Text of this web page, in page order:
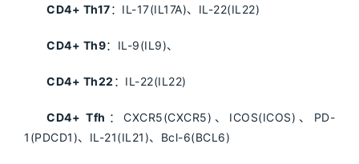
CD4+ Th17：IL-17(IL17A)、IL-22(IL22)
CD4+ Th9：IL-9(IL9)、
CD4+ Th22 ：IL-22(IL22)
CD4+ Tfh ：CXCR5(CXCR5)、ICOS(ICOS)、PD-
1(PDCD1)、IL-21(IL21)、Bcl-6(BCL6)